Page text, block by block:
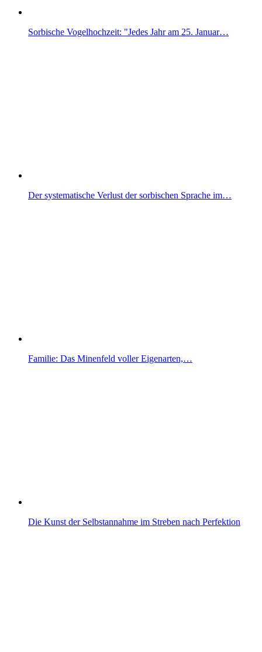
Sorbische Vogelhochzeit: "Jedes Jahr am 25. Januar…
Der systematische Verlust der sorbischen Sprache im…
Familie: Das Minenfeld voller Eigenarten,…
Die Kunst der Selbstannahme im Streben nach Perfektion